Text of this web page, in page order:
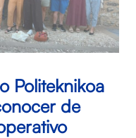
Politeknikoa
de